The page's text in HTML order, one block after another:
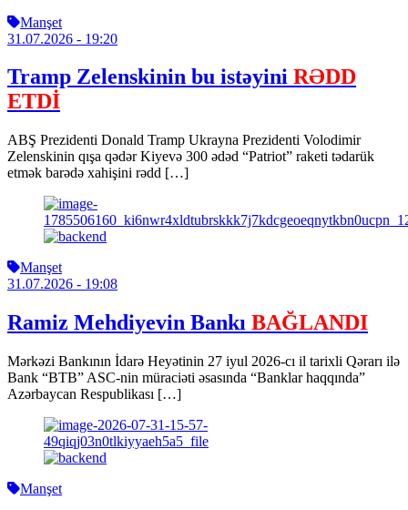
Manşet
31.07.2026 - 19:20
Tramp Zelenskinin bu istəyini RƏDD
ETDİ
ABŞ Prezidenti Donald Tramp Ukrayna Prezidenti Volodimir
Zelenskinin qışa qədər Kiyevə 300 ədəd “Patriot” raketi tədarük
etmək barədə xahişini rədd […]
Manşet
31.07.2026 - 19:08
Ramiz Mehdiyevin Bankı BAĞLANDI
Mərkəzi Bankının İdarə Heyətinin 27 iyul 2026-cı il tarixli Qərarı ilə
Bank “BTB” ASC-nin müraciəti əsasında “Banklar haqqında”
Azərbaycan Respublikası […]
Manşet